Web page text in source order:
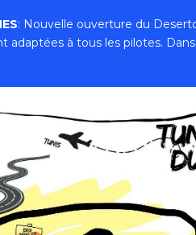
: Nouvelle ouverture du
adaptées à tous les pilotes.